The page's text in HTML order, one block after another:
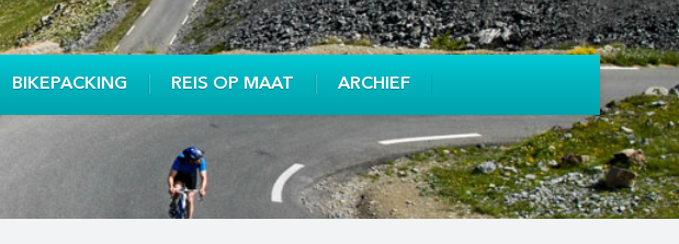
BIKEPACKING REIS OP MAAT ARCHIEF